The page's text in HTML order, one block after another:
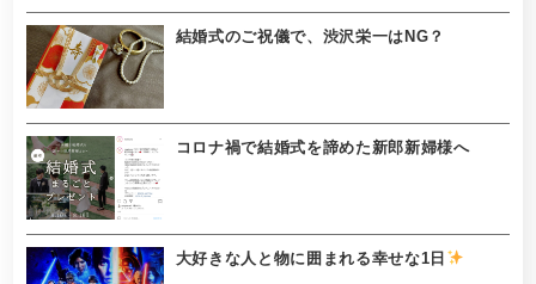
結婚式のご祝儀で、渋沢栄一はNG？
コロナ禍で結婚式を諦めた新郎新婦様へ
大好きな人と物に囲まれる幸せな1日